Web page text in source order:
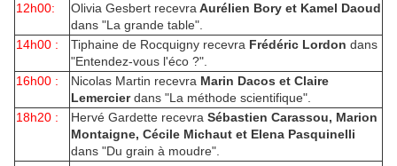
12h00:
Olivia Gesbert recevra Aurélien Bory et Kamel Daoud
dans "La grande table".
14h00 :
Tiphaine de Rocquigny recevra Frédéric Lordon dans
"Entendez-vous l'éco ?".
16h00 :
Nicolas Martin recevra Marin Dacos et Claire
Lemercierdans "La méthode scientifique".
18h20 :
Hervé Gardette recevra Sébastien Carassou, Marion
Montaigne, Cécile Michaut et Elena Pasquinelli
dans "Du grain à moudre".